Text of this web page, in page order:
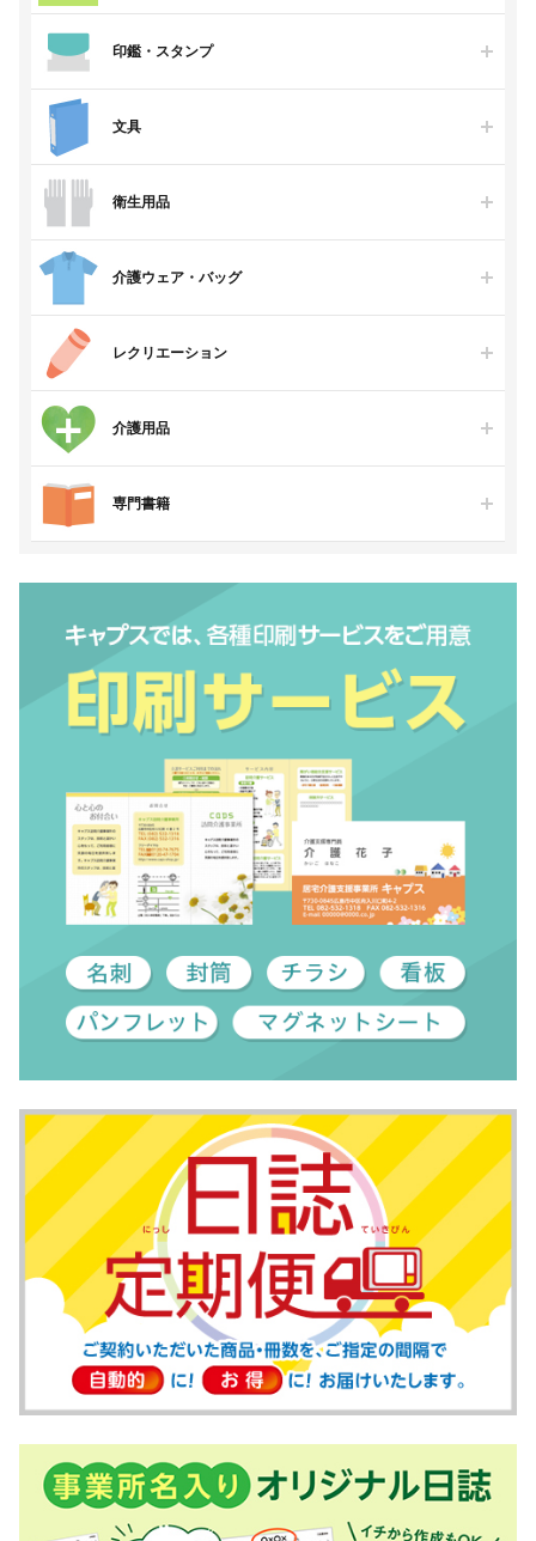
印鑑・スタンプ
文具
衛生用品
介護ウェア・バッグ
レクリエーション
介護用品
専門書籍